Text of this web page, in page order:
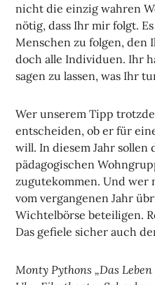
nicht die einzig wahren
nötig, dass Ihr mir folgt.
Menschen zu folgen, den
doch alle Individuen. Ihr
sagen zu lassen, was Ihr
Wer unserem Tipp
entscheiden, ob er für
will. In diesem Jahr sollen
pädagogischen
zugutekommen. Und wer
vom vergangenen Jahr
Wichtelbörse beteiligen.
Das gefiele sicher auch
Monty Pythons „Das